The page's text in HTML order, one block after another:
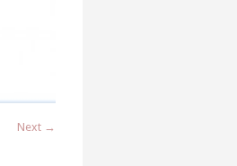
Next →